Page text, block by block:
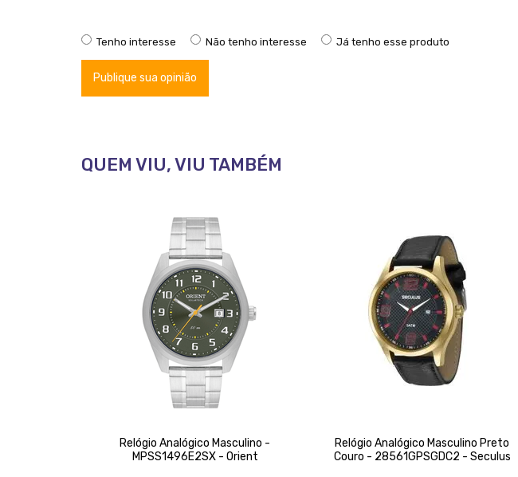
Tenho interesse Não tenho interesse Já tenho esse produto
Publique sua opinião
QUEM VIU, VIU TAMBÉM
Relógio Analógico Masculino -
MPSS1496E2SX - Orient
Relógio Analógico Masculino Preto
Couro - 28561GPSGDC2 - Seculus